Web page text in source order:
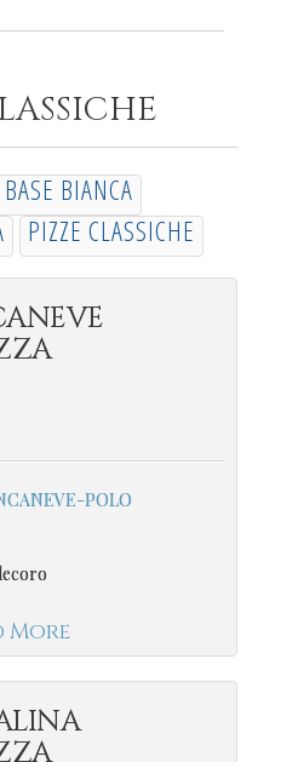
BIANCA
PIZZE CLASSICHE
More